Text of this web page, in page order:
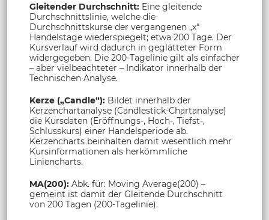
Gleitender Durchschnitt: Eine gleitende
Durchschnittslinie, welche die
Durchschnittskurse der vergangenen „x“
Handelstage wiederspiegelt; etwa 200 Tage. Der
Kursverlauf wird dadurch in geglätteter Form
widergegeben. Die 200-Tagelinie gilt als einfacher
– aber vielbeachteter – Indikator innerhalb der
Technischen Analyse.
Kerze („Candle“): Bildet innerhalb der
Kerzenchartanalyse (Candlestick-Chartanalyse)
die Kursdaten (Eröffnungs-, Hoch-, Tiefst-,
Schlusskurs) einer Handelsperiode ab.
Kerzencharts beinhalten damit wesentlich mehr
Kursinformationen als herkömmliche
Liniencharts.
MA(200): Abk. für: Moving Average(200) –
gemeint ist damit der Gleitende Durchschnitt
von 200 Tagen (200-Tagelinie).